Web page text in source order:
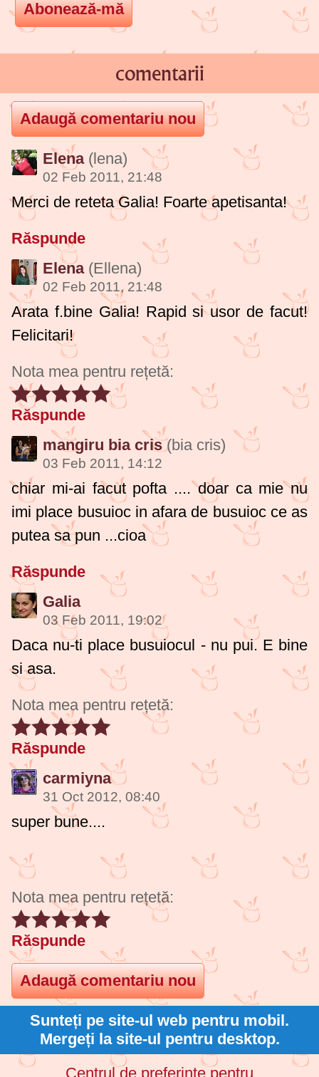
comentarii
Elena (lena)
02 Feb 2011, 21:48
Merci de reteta Galia! Foarte apetisanta!
Răspunde
Elena (Ellena)
02 Feb 2011, 21:48
Arata f.bine Galia! Rapid si usor de facut!
Felicitari!
Nota mea pentru rețetă:
Răspunde
mangiru bia cris(bia cris)
03 Feb 2011, 14:12
chiar mi-ai facut pofta .... doar ca mie nu
imi place busuioc in afara de busuioc ce as
putea sa pun ...cioa
Răspunde
Galia
03 Feb 2011, 19:02
Daca nu-ti place busuiocul - nu pui. E bine
si asa.
Nota mea pentru rețetă:
Răspunde
carmiyna
31 Oct 2012, 08:40
super bune....
Nota mea pentru rețetă:
Răspunde
Sunteți pe site-ul web pentru mobil.
Mergeți la site-ul pentru desktop.
Centrul de preferinte pentru